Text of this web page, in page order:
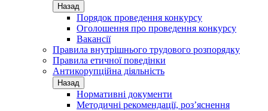
Назад
Порядок проведення конкурсу
Оголошення про проведення конкурсу
Вакансії
Правила внутрішнього трудового розпорядку
Правила етичної поведінки
Антикорупційна діяльність
Назад
Нормативні документи
Методичні рекомендації, роз’яснення